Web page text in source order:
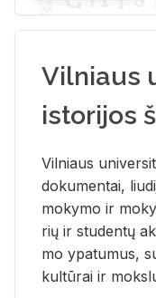
Vilniaus
istorijos
Vil­niaus
do­ku­men­tai,
mo­ky­mo ir
rių ir stu­den­tų
mo ypa­tu­mus,
kul­tū­rai ir